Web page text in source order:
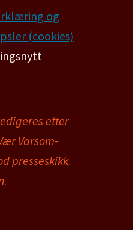
og
(cookies)
etter
Varsom-
presseskikk.